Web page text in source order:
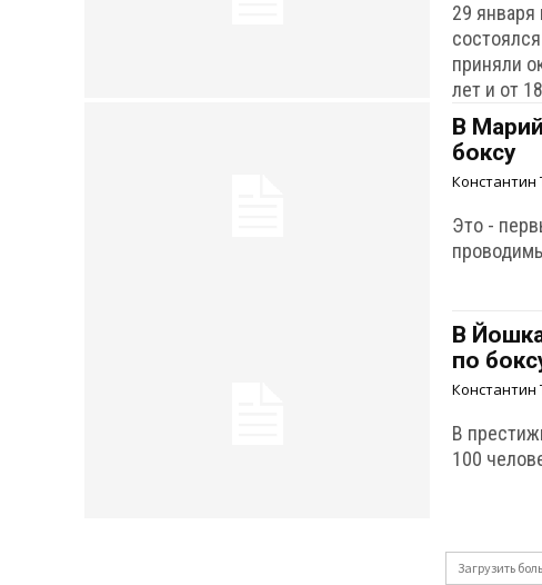
29 января
приняли
лет и от
В
боксу
Константин
Это -
В
по
Константин
В
100
Загрузить